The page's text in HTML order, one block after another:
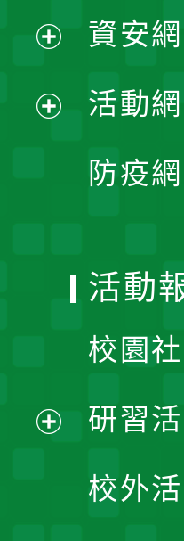
單
選
單
開
選
開
資安
活動
防疫
活動
校園
研習
校外